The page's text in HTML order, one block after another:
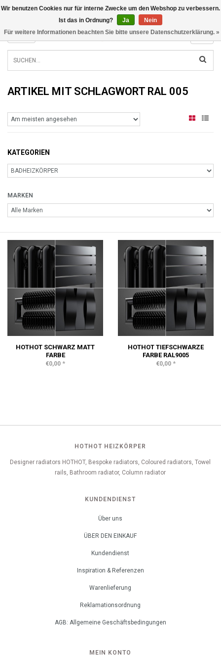
INFO@RADIATORS.SHOP
MENU
ARTIKEL MIT SCHLAGWORT RAL 005
KATEGORIEN
MARKEN
HOTHOT SCHWARZ MATT
FARBE
€0,00 *
HOTHOT TIEFSCHWARZE
FARBE RAL9005
€0,00 *
HOTHOT HEIZKÖRPER
Designer radiators HOTHOT, Bespoke radiators, Coloured radiators, Towel
rails, Bathroom radiator, Column radiator
KUNDENDIENST
Über uns
ÜBER DEN EINKAUF
Kundendienst
Inspiration & Referenzen
Warenlieferung
Reklamationsordnung
AGB: Allgemeine Geschäftsbedingungen
MEIN KONTO
Wir benutzen Cookies nur für interne Zwecke um den Webshop zu verbessern.
Ist das in Ordnung?
Ja
Nein
Für weitere Informationen beachten Sie bitte unsere Datenschutzerklärung. »